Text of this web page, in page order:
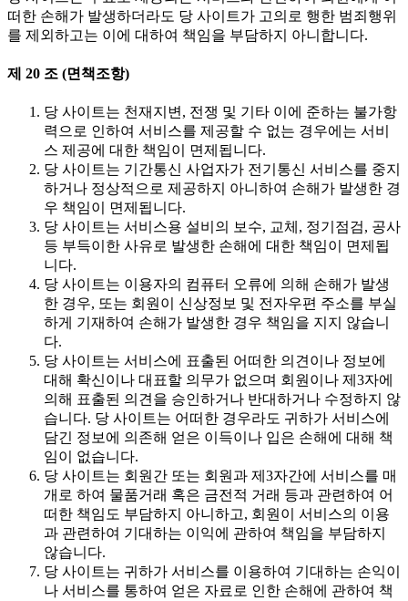
떠한 손해가 발생하더라도 당 사이트가 고의로 행한 범죄행위
를 제외하고는 이에 대하여 책임을 부담하지 아니합니다.
제 20 조 (면책조항)
당 사이트는 천재지변, 전쟁 및 기타 이에 준하는 불가항
력으로 인하여 서비스를 제공할 수 없는 경우에는 서비
스 제공에 대한 책임이 면제됩니다.
당 사이트는 기간통신 사업자가 전기통신 서비스를 중지
하거나 정상적으로 제공하지 아니하여 손해가 발생한 경
우 책임이 면제됩니다.
당 사이트는 서비스용 설비의 보수, 교체, 정기점검, 공사
등 부득이한 사유로 발생한 손해에 대한 책임이 면제됩
니다.
당 사이트는 이용자의 컴퓨터 오류에 의해 손해가 발생
한 경우, 또는 회원이 신상정보 및 전자우편 주소를 부실
하게 기재하여 손해가 발생한 경우 책임을 지지 않습니
다.
당 사이트는 서비스에 표출된 어떠한 의견이나 정보에
대해 확신이나 대표할 의무가 없으며 회원이나 제3자에
의해 표출된 의견을 승인하거나 반대하거나 수정하지 않
습니다. 당 사이트는 어떠한 경우라도 귀하가 서비스에
담긴 정보에 의존해 얻은 이득이나 입은 손해에 대해 책
임이 없습니다.
당 사이트는 회원간 또는 회원과 제3자간에 서비스를 매
개로 하여 물품거래 혹은 금전적 거래 등과 관련하여 어
떠한 책임도 부담하지 아니하고, 회원이 서비스의 이용
과 관련하여 기대하는 이익에 관하여 책임을 부담하지
않습니다.
당 사이트는 귀하가 서비스를 이용하여 기대하는 손익이
나 서비스를 통하여 얻은 자료로 인한 손해에 관하여 책